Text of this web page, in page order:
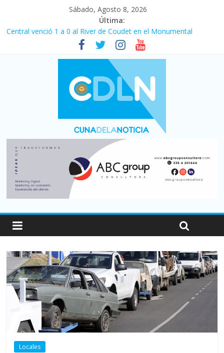
Sábado, Agosto 8, 2026
Última:
Central venció 1 a 0 al River de Coudet en el Monumental
La morosidad alcanzó su nivel más alto en dos décadas y ya
afecta a 400 mil deudores en Santa Fe
Desde que asumió Milei cerraron 41.000 kioscos: el sector
denuncia crisis como en 2001
Vacaciones de invierno con más movimiento y consumo
turístico: 4,6 millones de personas viajaron por el país, un 5,9%
Fuerte caída de la venta de autos usados en julio: bajó un 12,6%
Locales